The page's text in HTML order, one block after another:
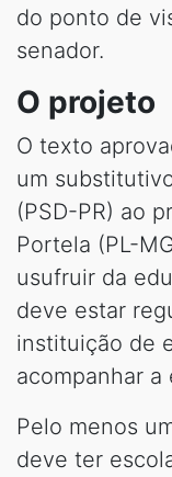
do ponto de
senador.
O projeto
O texto
um
(PSD-PR) ao
Portela (PL-
usufruir da
deve estar
instituição de
acompanhar
Pelo menos
deve ter